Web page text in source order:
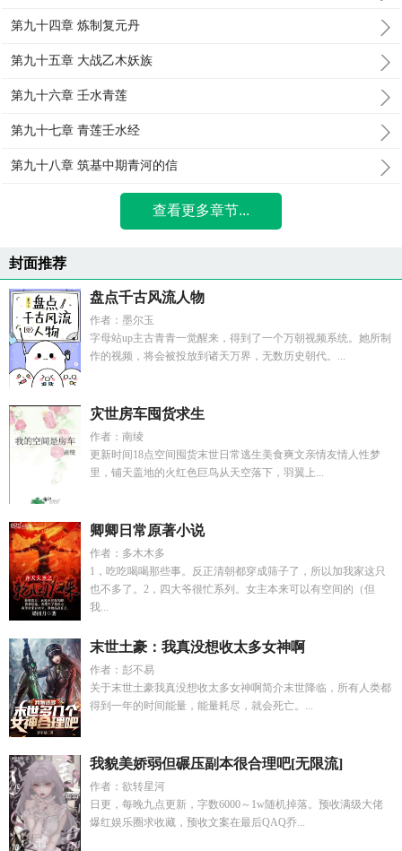
第九十四章 炼制复元丹
第九十五章 大战乙木妖族
第九十六章 壬水青莲
第九十七章 青莲壬水经
第九十八章 筑基中期青河的信
查看更多章节...
封面推荐
盘点千古风流人物
作者：墨尔玉
字母站up主古青青一觉醒来，得到了一个万朝视频系统。她所制
作的视频，将会被投放到诸天万界，无数历史朝代。...
灾世房车囤货求生
作者：南绫
更新时间18点空间囤货末世日常逃生美食爽文亲情友情人性梦
里，铺天盖地的火红色巨鸟从天空落下，羽翼上...
卿卿日常原著小说
作者：多木木多
1，吃吃喝喝那些事。反正清朝都穿成筛子了，所以加我家这只
也不多了。2，四大爷很忙系列。女主本来可以有空间的（但
我...
末世土豪：我真没想收太多女神啊
作者：彭不易
关于末世土豪我真没想收太多女神啊简介末世降临，所有人类都
得到一年的时间能量，能量耗尽，就会死亡。...
我貌美娇弱但碾压副本很合理吧[无限流]
作者：欲转星河
日更，每晚九点更新，字数6000～1w随机掉落。预收满级大佬
爆红娱乐圈求收藏，预收文案在最后QAQ乔...